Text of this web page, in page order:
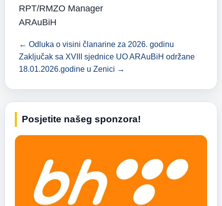
RPT/RMZO Manager
ARAuBiH
← Odluka o visini članarine za 2026. godinu
Zaključak sa XVIII sjednice UO ARAuBiH održane
18.01.2026.godine u Zenici →
Posjetite našeg sponzora!